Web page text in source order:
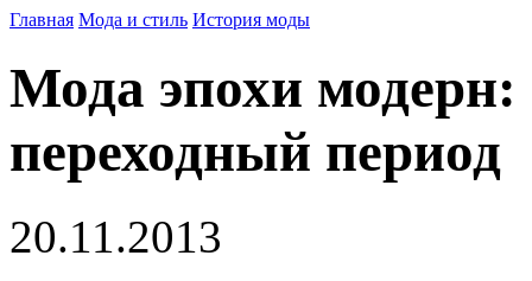
Главная Мода и стиль История моды
Мода эпохи
переходный период
20.11.2013